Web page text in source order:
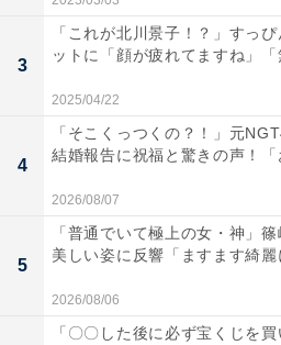
3
「これが北川景子！？」すっ
ットに「顔が疲れてますね」
2025/04/22
4
「そこくっつくの？！」元
結婚報告に祝福と驚きの声！
2026/08/07
5
「普通でいて極上の女・神」
美しい姿に反響「ますます綺
2026/08/06
「〇〇した後に必ず宝くじを